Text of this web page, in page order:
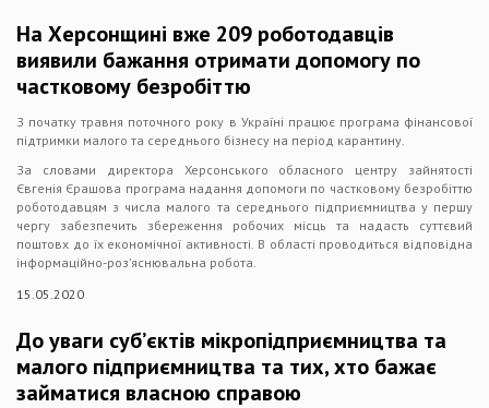
На Херсонщині вже 209 роботодавців
виявили бажання отримати допомогу по
частковому безробіттю
З початку травня поточного року в Україні працює програма фінансової
підтримки малого та середнього бізнесу на період карантину.
За словами директора Херсонського обласного центру зайнятості
Євгенія Єрашова програма надання допомоги по частковому безробіттю
роботодавцям з числа малого та середнього підприємництва у першу
чергу забезпечить збереження робочих місць та надасть суттєвий
поштовх до їх економічної активності. В області проводиться відповідна
інформаційно-роз’яснювальна робота.
15.05.2020
До уваги суб’єктів мікропідприємництва та
малого підприємництва та тих, хто бажає
займатися власною справою